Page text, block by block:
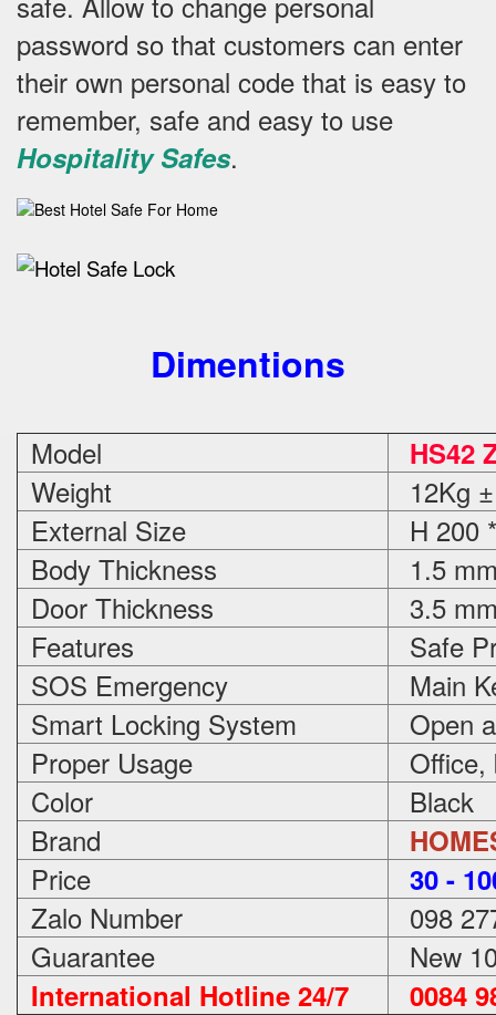
password so that customers can enter
their own personal code that is easy to
remember, safe and easy to use
Hospitality Safes.
Dimentions
Model HS42
Weight
12Kg
External Size
H 200
Body Thickness
1.5
Door Thickness
3.5
Features
Safe
SOS Emergency
Main
Smart Locking System
Open
Proper Usage
Office,
Color
Black
Brand
Price 30 -
Zalo Number
098
Guarantee
New
International Hotline 24/7 0084